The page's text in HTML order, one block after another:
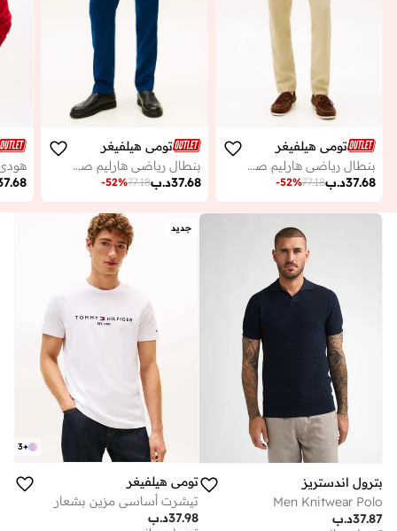
تومي هيلفيغر
بنطال رياضي هارليم صورونا بحزام شداد
د.ب37.68
77.18
-52%
تومي هيلفيغر
بنطال رياضي هارليم صورونا بحزام شداد
د.ب37.68
77.18
-52%
بترول اندستريز
Men Knitwear Polo
د.ب37.87
جديد
+
3
تومي هيلفيغر
تيشرت أساسي مزين بشعار
د.ب37.98